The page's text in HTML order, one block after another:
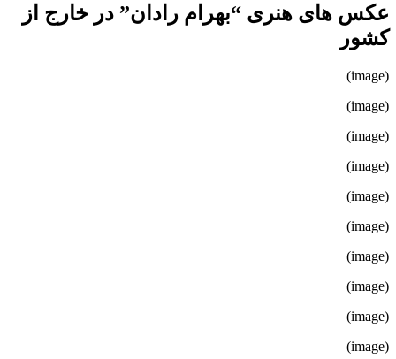
عکس های هنری “بهرام رادان” در خارج از
کشور
(image)
(image)
(image)
(image)
(image)
(image)
(image)
(image)
(image)
(image)